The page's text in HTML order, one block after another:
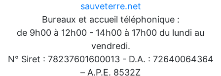
sauveterre.net
Bureaux et accueil téléphonique :
de 9h00 à 12h00 - 14h00 à 17h00 du lundi au
vendredi.
N° Siret : 78237601600013 - D.A. : 72640064364
– A.P.E. 8532Z